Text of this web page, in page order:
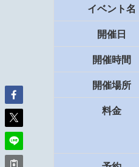
イベント名
開催日
開催時間
開催場所
料金